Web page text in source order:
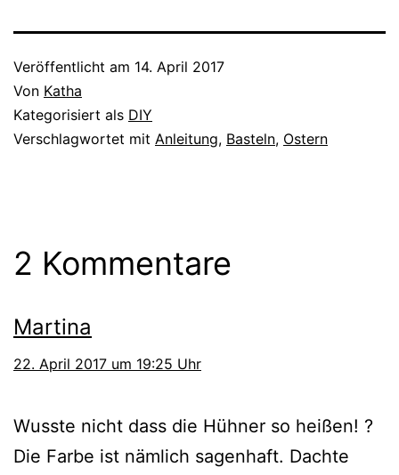
Veröffentlicht am 14. April 2017
Von Katha
Kategorisiert als DIY
Verschlagwortet mit Anleitung, Basteln, Ostern
2 Kommentare
Martina
22. April 2017 um 19:25 Uhr
Wusste nicht dass die Hühner so heißen! ?
Die Farbe ist nämlich sagenhaft. Dachte